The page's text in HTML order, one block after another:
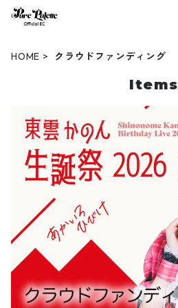
HOME クラウドファンディング
Items